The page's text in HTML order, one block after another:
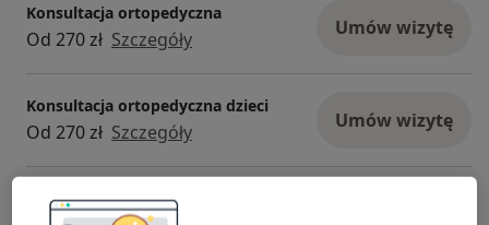
Konsultacja ortopedyczna
Od 270 zł Szczegóły Umów wizytę
Konsultacja ortopedyczna dzieci
Od 270 zł Szczegóły Umów wizytę
Konsultacja ortopedyczna dla
dorosłych